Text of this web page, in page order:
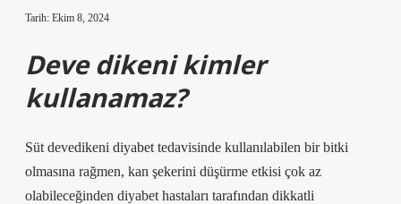
Tarih: Ekim 8, 2024
Deve dikeni kimler
kullanamaz?
Süt devedikeni diyabet tedavisinde kullanılabilen bir bitki
olmasına rağmen, kan şekerini düşürme etkisi çok az
olabileceğinden diyabet hastaları tarafından dikkatli